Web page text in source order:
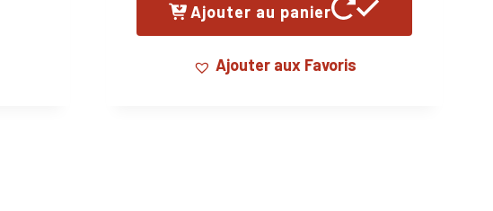
Ajouter au panier
Ajouter aux Favoris